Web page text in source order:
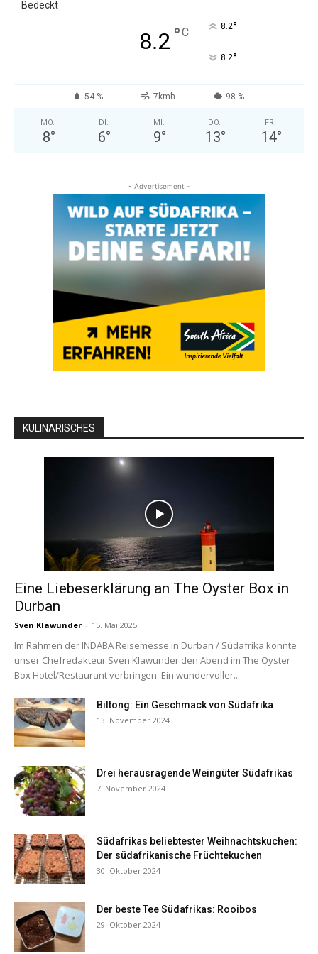
Bedeckt
8.2 °C 8.2°
8.2°
54 % 7kmh 98 %
MO.
8°
DI.
6°
MI.
9°
DO.
13°
FR.
14°
- Advertisement -
KULINARISCHES
Eine Liebeserklärung an The Oyster Box in
Durban
Sven Klawunder - 15. Mai 2025
Im Rahmen der INDABA Reisemesse in Durban / Südafrika konnte
unser Chefredakteur Sven Klawunder den Abend im The Oyster
Box Hotel/Restaurant verbringen. Ein wundervoller...
Biltong: Ein Geschmack von Südafrika
13. November 2024
Drei herausragende Weingüter Südafrikas
7. November 2024
Südafrikas beliebtester Weihnachtskuchen:
Der südafrikanische Früchtekuchen
30. Oktober 2024
Der beste Tee Südafrikas: Rooibos
29. Oktober 2024